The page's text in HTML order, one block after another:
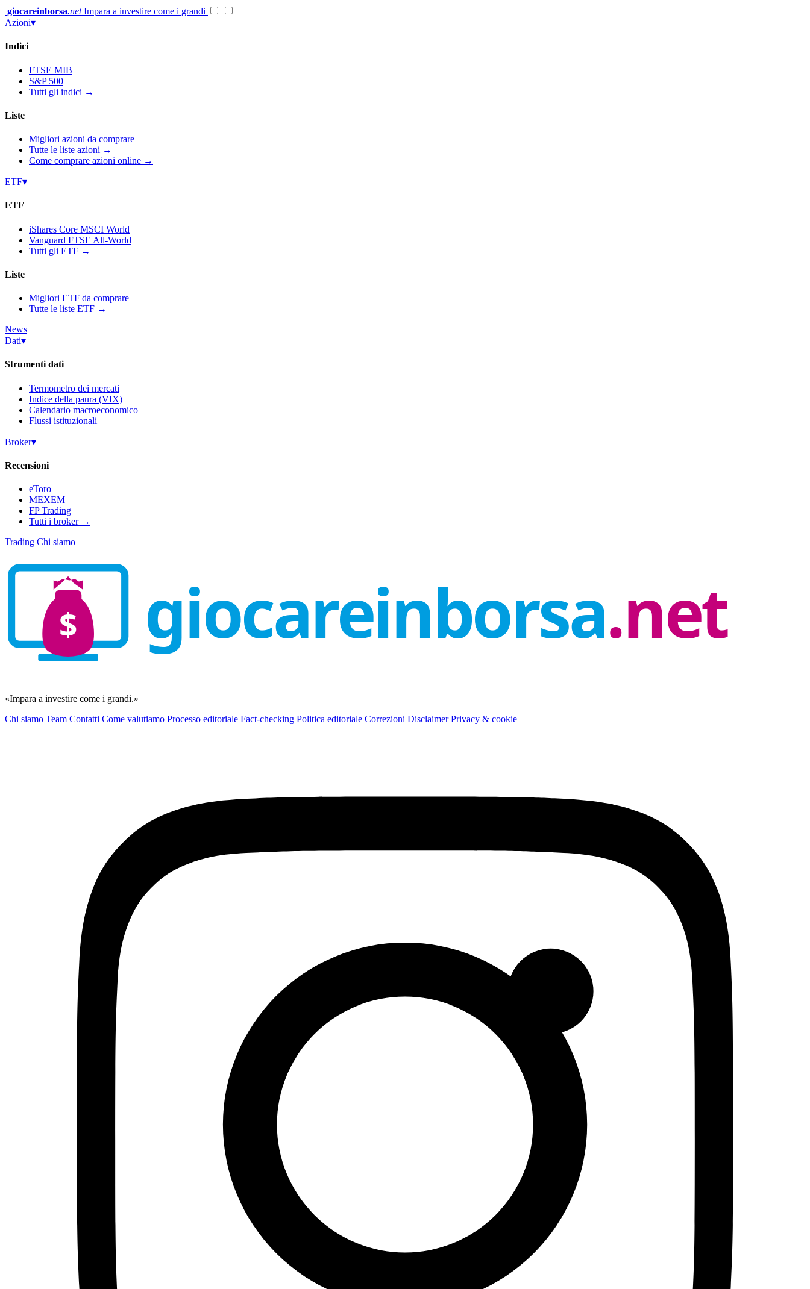
Vai
al
giocareinborsa.net Impara a investire come i grandi
Azioni▾
Indici
FTSE MIB
S&P 500
Tutti gli indici →
Liste
Migliori azioni da comprare
Tutte le liste azioni →
Come comprare azioni online →
ETF▾
ETF
iShares Core MSCI World
Vanguard FTSE All-World
Tutti gli ETF →
Liste
Migliori ETF da comprare
Tutte le liste ETF →
News
Dati▾
Strumenti dati
Termometro dei mercati
Indice della paura (VIX)
Calendario macroeconomico
Flussi istituzionali
Broker▾
Recensioni
eToro
MEXEM
FP Trading
Tutti i broker →
Trading Chi siamo
$ giocareinborsa.net
«Impara a investire come i grandi.»
Chi siamo Team Contatti Come valutiamo Processo editoriale Fact-checking Politica editoriale Correzioni Disclaimer Privacy & cookie